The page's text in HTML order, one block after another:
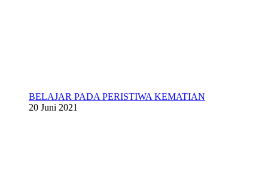
BELAJAR PADA PERISTIWA KEMATIAN
20 Juni 2021